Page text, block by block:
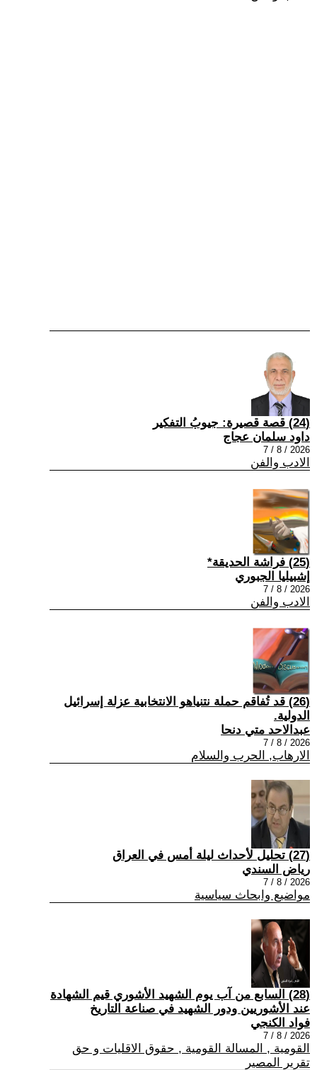
(24) قصة قصيرة: جيوبُ التفكير
داود سلمان عجاج
2026 / 8 / 7
الادب والفن
(25) فراشة الحديقة*
إشبيليا الجبوري
2026 / 8 / 7
الادب والفن
(26) قد تُفاقم حملة نتنياهو الانتخابية عزلة إسرائيل
الدولية.
عبدالاحد متي دنحا
2026 / 8 / 7
الارهاب, الحرب والسلام
(27) تحليل لأحداث ليلة أمس في العراق
رياض السندي
2026 / 8 / 7
مواضيع وابحاث سياسية
(28) السابع من آب يوم الشهيد الأشوري قيم الشهادة
عند الأشوريين ودور الشهيد في صناعة التاريخ
فواد الكنجي
2026 / 8 / 7
القومية , المسالة القومية , حقوق الاقليات و حق
تقرير المصير